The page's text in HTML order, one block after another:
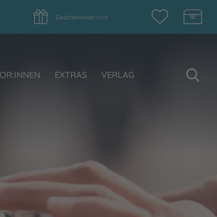
Geschenkeservice
EXTRAS VERLAG